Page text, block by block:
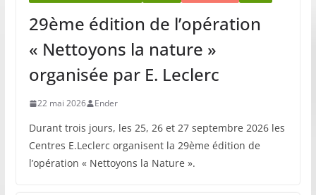
29ème édition de l’opération
« Nettoyons la nature »
organisée par E. Leclerc
22 mai 2026 Ender
Durant trois jours, les 25, 26 et 27 septembre 2026 les
Centres E.Leclerc organisent la 29ème édition de
l’opération « Nettoyons la Nature ».